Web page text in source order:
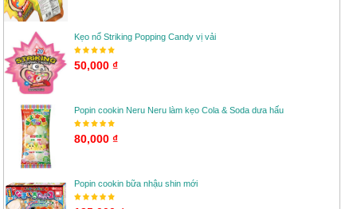
Kẹo nổ Striking Popping Candy vị vải
50,000 ₫
Popin cookin Neru Neru làm kẹo Cola & Soda dưa hấu
80,000 ₫
Popin cookin bữa nhậu shin mới